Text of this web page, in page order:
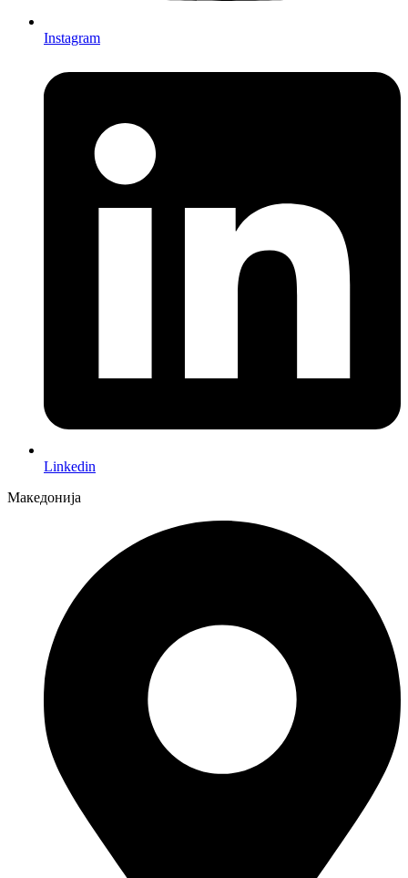
Instagram
Linkedin
Македонија